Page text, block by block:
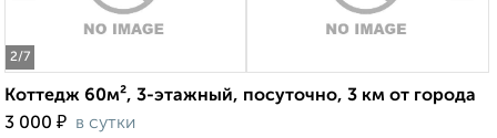
2/7
Коттедж 60м², 3-этажный, посуточно, 3 км от города
3 000 ₽ в сутки